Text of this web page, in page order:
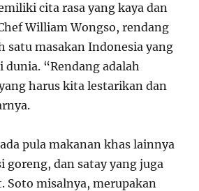
cita rasa yang kaya dan
William Wongso, rendang
satu masakan Indonesia yang
“Rendang adalah
harus kita lestarikan dan
pula makanan khas lainnya
goreng, dan satay yang juga
Soto misalnya, merupakan